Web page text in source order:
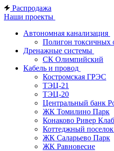
Распродажа
Наши проекты
Автономная канализация
Полигон токсичных
Дренажные системы
СК Олимпийский
Кабель и провод
Костромская ГРЭС
ТЭЦ-21
ТЭЦ-20
Центральный банк
ЖК Томилино Парк
Конаково Ривер Клаб
Коттеджный
ЖК Саларьево Парк
ЖК Равновесие